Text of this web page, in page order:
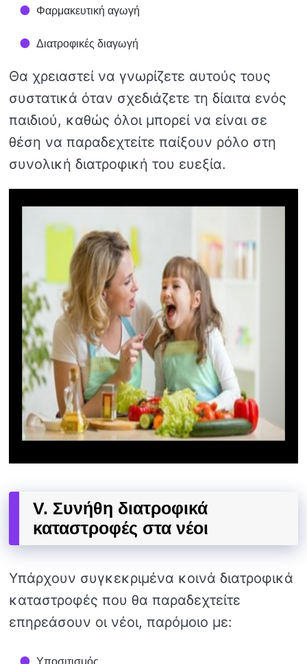
Φαρμακευτική αγωγή
Διατροφικές διαγωγή
Θα χρειαστεί να γνωρίζετε αυτούς τους
συστατικά όταν σχεδιάζετε τη δίαιτα ενός
παιδιού, καθώς όλοι μπορεί να είναι σε
θέση να παραδεχτείτε παίξουν ρόλο στη
συνολική διατροφική του ευεξία.
V. Συνήθη διατροφικά
καταστροφές στα νέοι
Υπάρχουν συγκεκριμένα κοινά διατροφικά
καταστροφές που θα παραδεχτείτε
επηρεάσουν οι νέοι, παρόμοιο με:
Υποσιτισμός